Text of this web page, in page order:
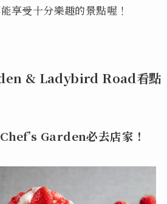
享受十分樂趣的景點喔！
& Ladybird Road看點
Chef’s Garden必去店家！